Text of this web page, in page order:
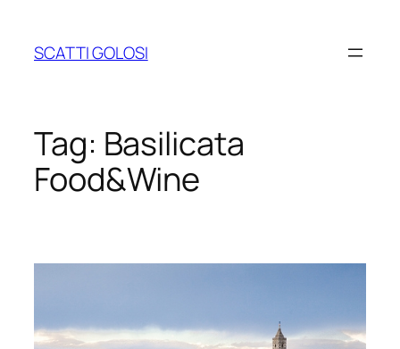
contenuto
SCATTI GOLOSI
Tag: Basilicata
Food&Wine